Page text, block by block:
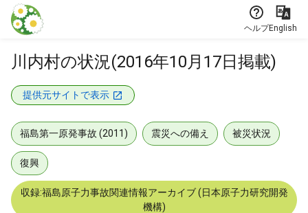
本文に飛ぶ
ヘルプEnglish
川内村の状況(2016年10月17日掲載)
提供元サイトで表示
福島第一原発事故 (2011) 震災への備え 被災状況
復興
収録:福島原子力事故関連情報アーカイブ (日本原子力研究開発
機構)